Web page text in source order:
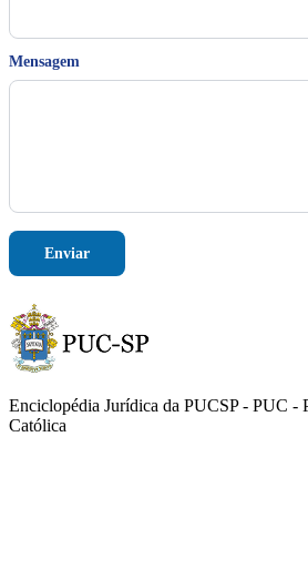
Mensagem
Enviar
Enciclopédia Jurídica da PUCSP - PUC -
Católica